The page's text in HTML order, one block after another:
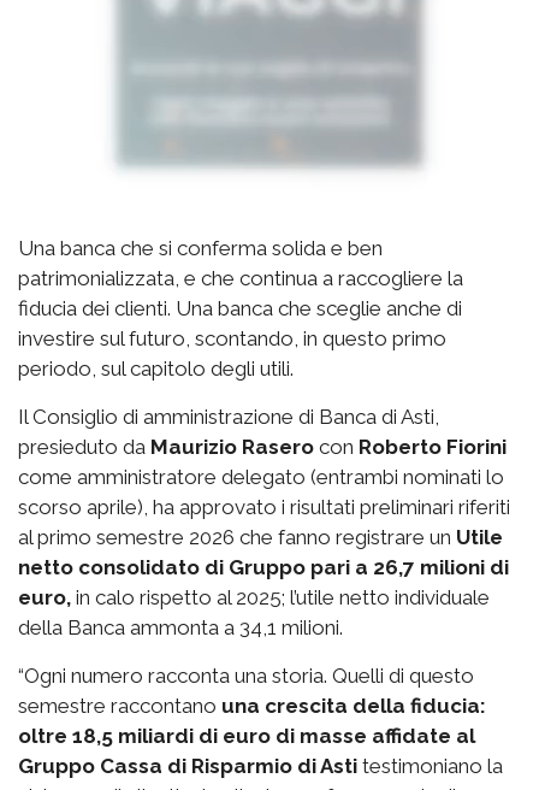
Una banca che si conferma solida e ben
patrimonializzata, e che continua a raccogliere la
fiducia dei clienti. Una banca che sceglie anche di
investire sul futuro, scontando, in questo primo
periodo, sul capitolo degli utili.
Il Consiglio di amministrazione di Banca di Asti,
presieduto da Maurizio Rasero con Roberto Fiorini
come amministratore delegato (entrambi nominati lo
scorso aprile), ha approvato i risultati preliminari riferiti
al primo semestre 2026 che fanno registrare un Utile
netto consolidato di Gruppo pari a 26,7 milioni di
euro, in calo rispetto al 2025; l’utile netto individuale
della Banca ammonta a 34,1 milioni.
“Ogni numero racconta una storia. Quelli di questo
semestre raccontano una crescita della fiducia:
oltre 18,5 miliardi di euro di masse affidate al
Gruppo Cassa di Risparmio di Asti testimoniano la